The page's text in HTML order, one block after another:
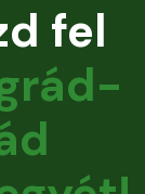
fel